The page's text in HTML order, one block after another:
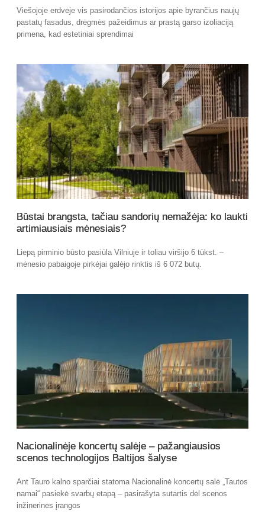
Viešojoje erdvėje vis pasirodančios istorijos apie byrančius naujų
pastatų fasadus, drėgmės pažeidimus ar prastą garso izoliaciją
primena, kad estetiniai sprendimai
Būstai brangsta, tačiau sandorių nemažėja: ko laukti
artimiausiais mėnesiais?
Liepą pirminio būsto pasiūla Vilniuje ir toliau viršijo 6 tūkst. –
mėnesio pabaigoje pirkėjai galėjo rinktis iš 6 072 butų.
Nacionalinėje koncertų salėje – pažangiausios
scenos technologijos Baltijos šalyse
Ant Tauro kalno sparčiai statoma Nacionalinė koncertų salė „Tautos
namai“ pasiekė svarbų etapą – pasirašyta sutartis dėl scenos
inžinerinės įrangos